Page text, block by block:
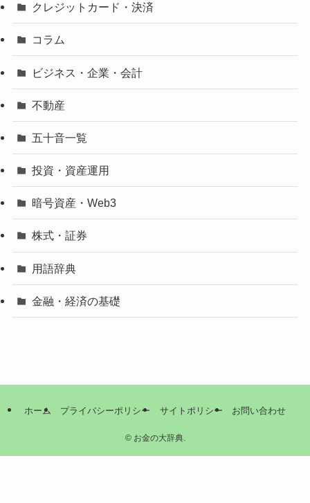
クレジットカード・決済
コラム
ビジネス・企業・会計
不動産
五十音一覧
投資・資産運用
暗号資産・Web3
株式・証券
用語辞典
金融・経済の基礎
ホーム プライバシーポリシー サイトポリシー お問い合わせ
©お金の大辞典.